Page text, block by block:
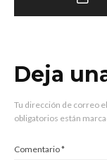
Deja
Tu dirección de correo
obligatorios están
Comentario*